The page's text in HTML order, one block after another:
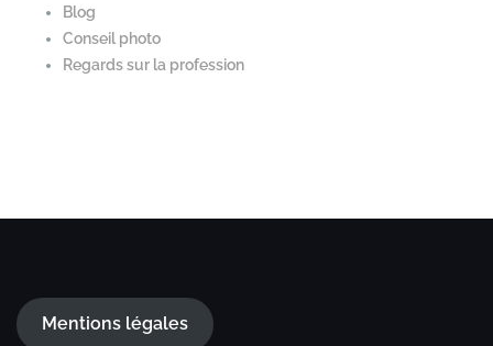
Blog
Conseil photo
Regards sur la profession
Mentions légales